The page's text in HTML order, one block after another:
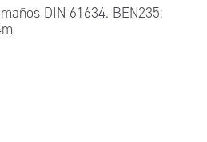
DIN 61634. BEN235: